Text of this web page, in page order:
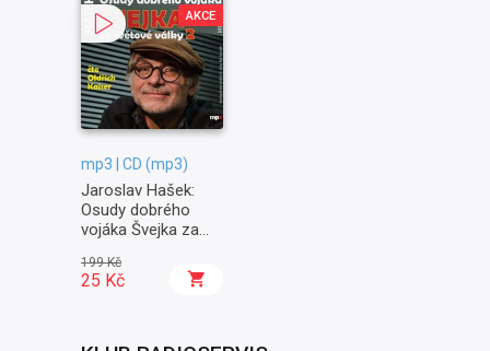
AKCE
mp3 | CD (mp3)
Jaroslav Hašek:
Osudy dobrého
vojáka Švejka za
Na frontě
199 Kč
25 Kč